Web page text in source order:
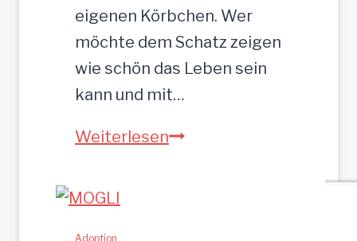
eigenen Körbchen. Wer
möchte dem Schatz zeigen
wie schön das Leben sein
kann und mit…
WeiterlesenZ
Adoption